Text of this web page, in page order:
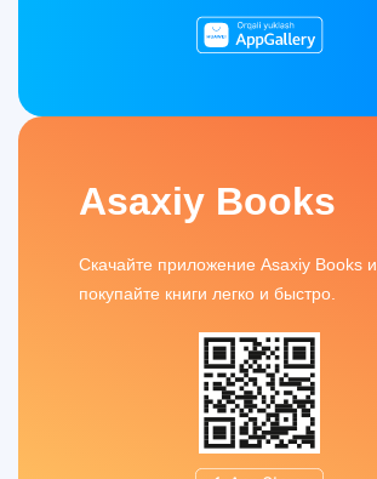
Asaxiy Books
Скачайте приложение Asaxiy Books и
покупайте книги легко и быстро.